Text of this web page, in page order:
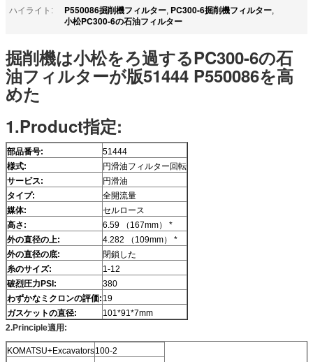
ハイライト:
P550086掘削機フィルター, PC300-6掘削機フィルター,
小松PC300-6の石油フィルター
掘削機は小松をろ過するPC300-6の石
油フィルターが版51444 P550086を高
めた
1.Product指定:
部品番号:
51444
様式:
円滑油フィルター回転
サービス:
円滑油
タイプ:
全開流量
媒体:
セルロース
高さ:
6.59 （167mm） *
外の直径の上:
4.282 （109mm） *
外の直径の底:
閉鎖した
糸のサイズ:
1-12
破烈圧力PSI:
380
わずかなミクロンの評価: 19
ガスケットの直径:
101*91*7mm
2.Principle適用:
KOMATSU+Excavators100-2